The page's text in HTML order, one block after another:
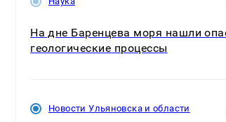
На дне Баренцева моря нашли
геологические процессы
Новости Ульяновска и области